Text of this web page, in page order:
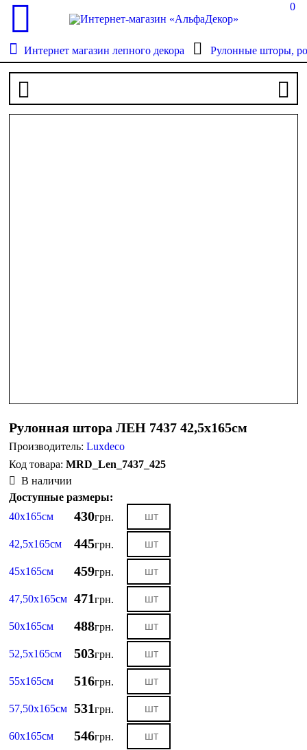
0
Интернет магазин лепного декора Рулонные шторы,
Рулонная штора ЛЕН 7437 42,5х165см
Производитель:Luxdeco
MRD_Len_7437_425
В наличии
Доступные размеры:
40х165см
430грн.
42,5х165см 445грн.
45х165см 459грн.
47,50х165см 471грн.
50х165см 488грн.
52,5х165см 503грн.
55х165см 516грн.
57,50х165см 531грн.
60х165см 546грн.